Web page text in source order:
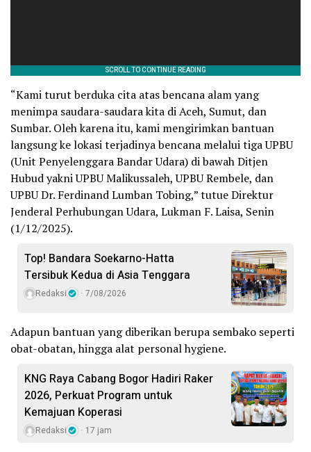
“Kami turut berduka cita atas bencana alam yang
menimpa saudara-saudara kita di Aceh, Sumut, dan
Sumbar. Oleh karena itu, kami mengirimkan bantuan
langsung ke lokasi terjadinya bencana melalui tiga UPBU
(Unit Penyelenggara Bandar Udara) di bawah Ditjen
Hubud yakni UPBU Malikussaleh, UPBU Rembele, dan
UPBU Dr. Ferdinand Lumban Tobing,” tutue Direktur
Jenderal Perhubungan Udara, Lukman F. Laisa, Senin
(1/12/2025).
Top! Bandara Soekarno-Hatta
Tersibuk Kedua di Asia Tenggara
Redaksi 7/08/2026
Adapun bantuan yang diberikan berupa sembako seperti
obat-obatan, hingga alat personal hygiene.
KNG Raya Cabang Bogor Hadiri Raker
2026, Perkuat Program untuk
Kemajuan Koperasi
Redaksi 17 jam